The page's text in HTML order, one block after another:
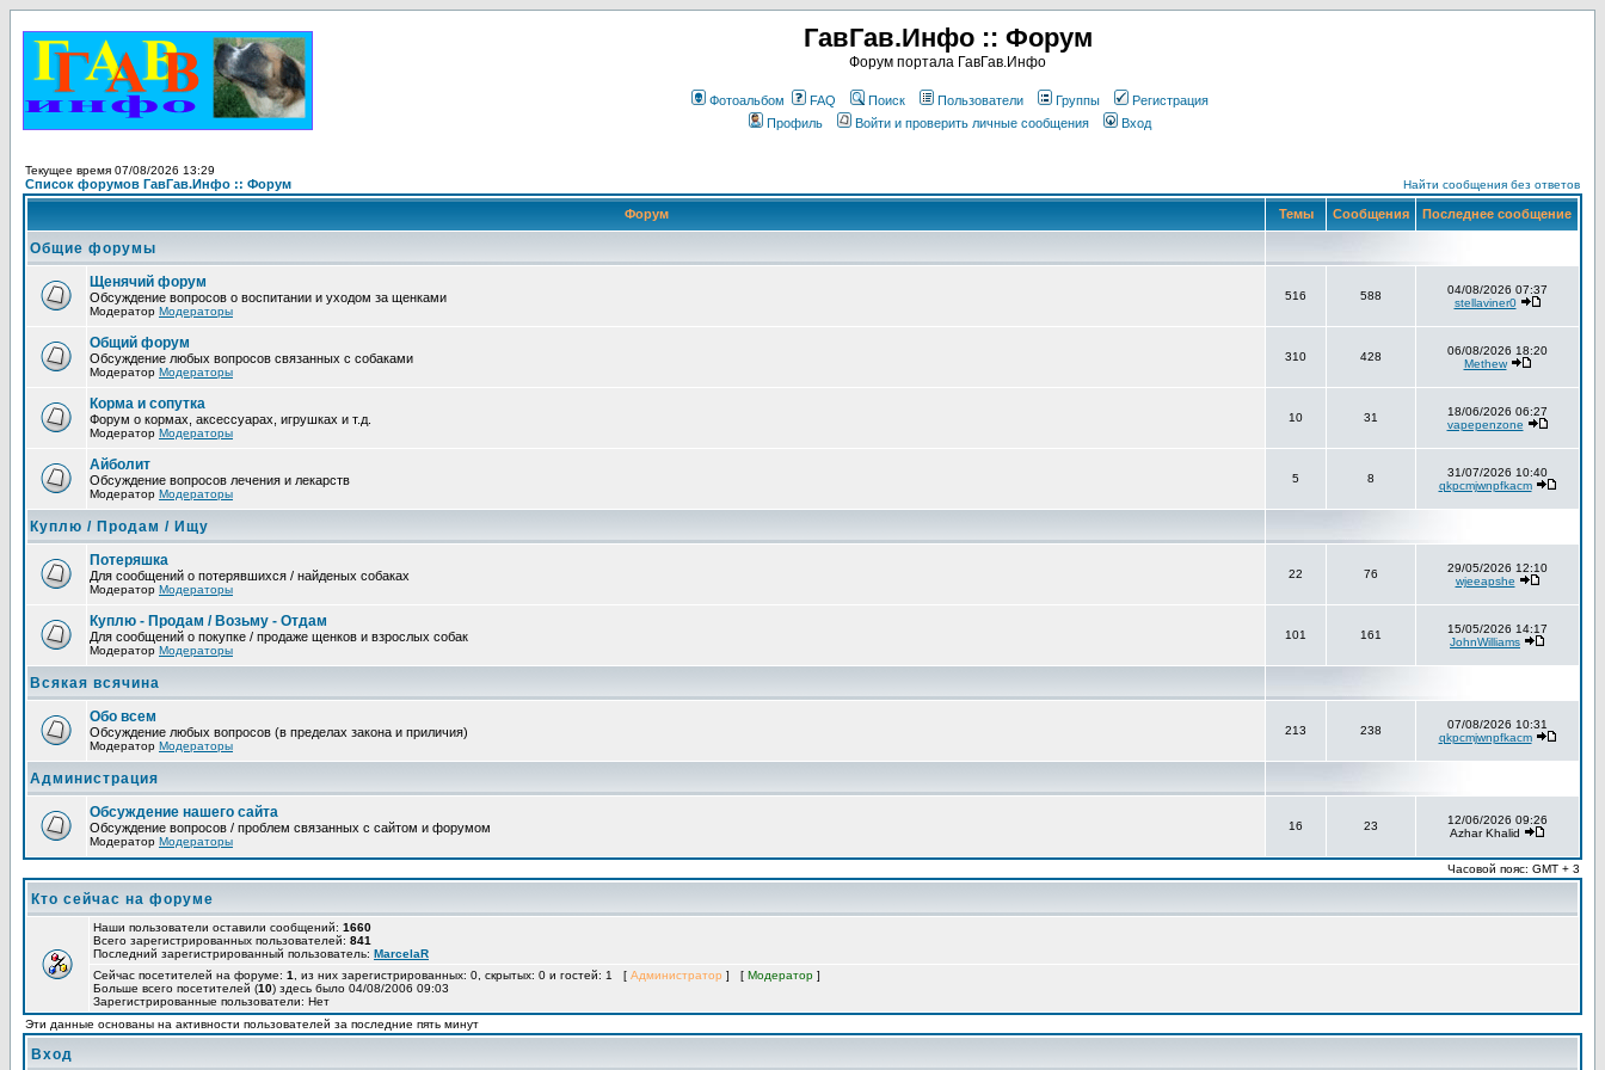
ГавГав.Инфо :: Форум
Форум портала ГавГав.Инфо
Фотоальбом FAQ Поиск Пользователи Группы
Регистрация
Профиль
Войти и проверить личные сообщения Вход
Текущее время 07/08/2026 13:29
Список форумов ГавГав.Инфо :: Форум Найти сообщения без ответов
Форум Темы Сообщения Последнее сообщение
Общие форумы
Щенячий форум
Обсуждение вопросов о воспитании и уходом за щенками
Модератор Модераторы
516 588
04/08/2026 07:37
stellaviner0
Общий форум
Обсуждение любых вопросов связанных с собаками
Модератор Модераторы
310 428
06/08/2026 18:20
Methew
Корма и сопутка
Форум о кормах, аксессуарах, игрушках и т.д.
Модератор Модераторы
10 31
18/06/2026 06:27
vapepenzone
Айболит
Обсуждение вопросов лечения и лекарств
Модератор Модераторы
5 8
31/07/2026 10:40
qkpcmjwnpfkacm
Куплю / Продам / Ищу
Потеряшка
Для сообщений о потерявшихся / найденых собаках
Модератор Модераторы
22 76
29/05/2026 12:10
wjeeapshe
Куплю - Продам / Возьму - Отдам
Для сообщений о покупке / продаже щенков и взрослых собак
Модератор Модераторы
101 161
15/05/2026 14:17
JohnWilliams
Всякая всячина
Обо всем
Обсуждение любых вопросов (в пределах закона и приличия)
Модератор Модераторы
213 238
07/08/2026 10:31
qkpcmjwnpfkacm
Администрация
Обсуждение нашего сайта
Обсуждение вопросов / проблем связанных с сайтом и форумом
Модератор Модераторы
16 23
12/06/2026 09:26
Azhar Khalid
Часовой пояс: GMT + 3
Кто сейчас на форуме
Наши пользователи оставили сообщений: 1660
Всего зарегистрированных пользователей: 841
Последний зарегистрированный пользователь: MarcelaR
Сейчас посетителей на форуме: 1 , из них зарегистрированных: 0, скрытых: 0 и гостей: 1 [ Администратор ] [ Модератор ]
Больше всего посетителей (10) здесь было 04/08/2006 09:03
Зарегистрированные пользователи: Нет
Эти данные основаны на активности пользователей за последние пять минут
Вход